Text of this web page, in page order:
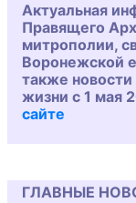
Актуальная
Правящего
митрополии,
Воронежской
также
жизни с 1 мая
сайте
ГЛАВНЫЕ